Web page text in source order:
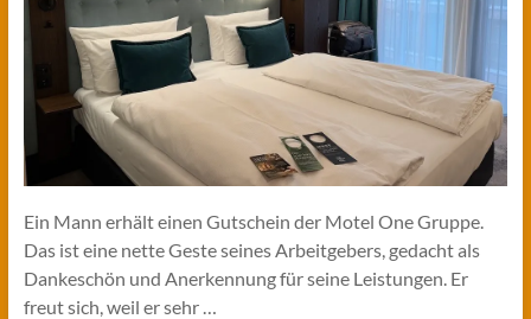
Ein Mann erhält einen Gutschein der Motel One Gruppe.
Das ist eine nette Geste seines Arbeitgebers, gedacht als
Dankeschön und Anerkennung für seine Leistungen. Er
freut sich, weil er sehr …